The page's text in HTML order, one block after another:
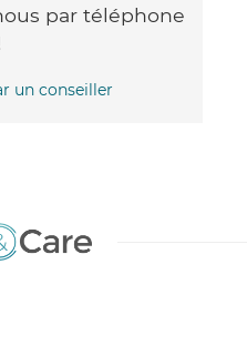
par téléphone
un conseiller